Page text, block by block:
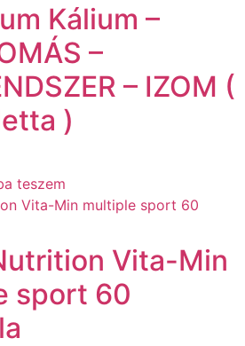
Kálium –
–
– IZOM (
)
teszem
Vita-Min
sport 60